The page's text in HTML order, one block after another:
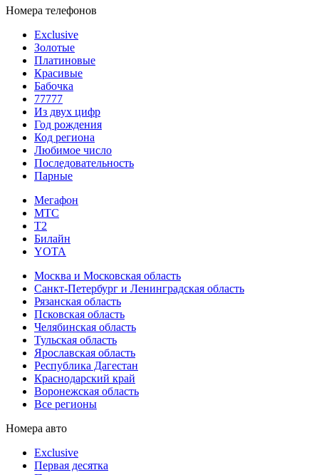
Номера телефонов
Exclusive
Золотые
Платиновые
Красивые
Бабочка
77777
Из двух цифр
Год рождения
Код региона
Любимое число
Последовательность
Парные
Мегафон
МТС
Т2
Билайн
YOTA
Москва и Московская область
Санкт-Петербург и Ленинградская область
Рязанская область
Псковская область
Челябинская область
Тульская область
Ярославская область
Республика Дагестан
Краснодарский край
Воронежская область
Все регионы
Номера авто
Exclusive
Первая десятка